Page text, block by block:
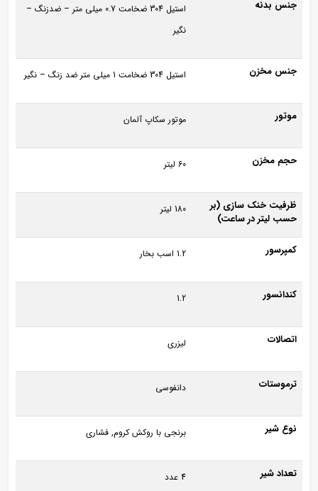
جنس بدنه
استیل 304 ضخامت 0.7 میلی‌ متر – ضدزنگ –
نگیر
جنس مخزن استیل 304 ضخامت 1 میلی‌ متر ضد زنگ – نگیر
موتور موتور سکاپ آلمان
حجم مخزن 60 لیتر
ظرفیت خنک سازی (بر
حسب لیتر در ساعت)
180 لیتر
کمپرسور 1.2 اسب بخار
کندانسور 1.2
اتصالات لیزری
ترموستات دانفوسی
نوع شیر برنجی با روکش کروم, فشاری
تعداد شیر 4 عدد